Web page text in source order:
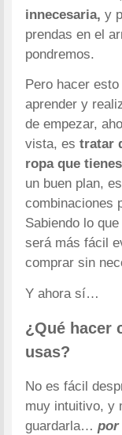
innecesaria, y
prendas en el
pondremos.
Pero hacer
aprender y
de empezar,
vista, es tratar
ropa que
un buen plan,
combinaciones
Sabiendo lo
será más fácil
comprar sin
Y ahora sí…
¿Qué hacer
usas?
No es fácil
muy intuitivo, y
guardarla…por